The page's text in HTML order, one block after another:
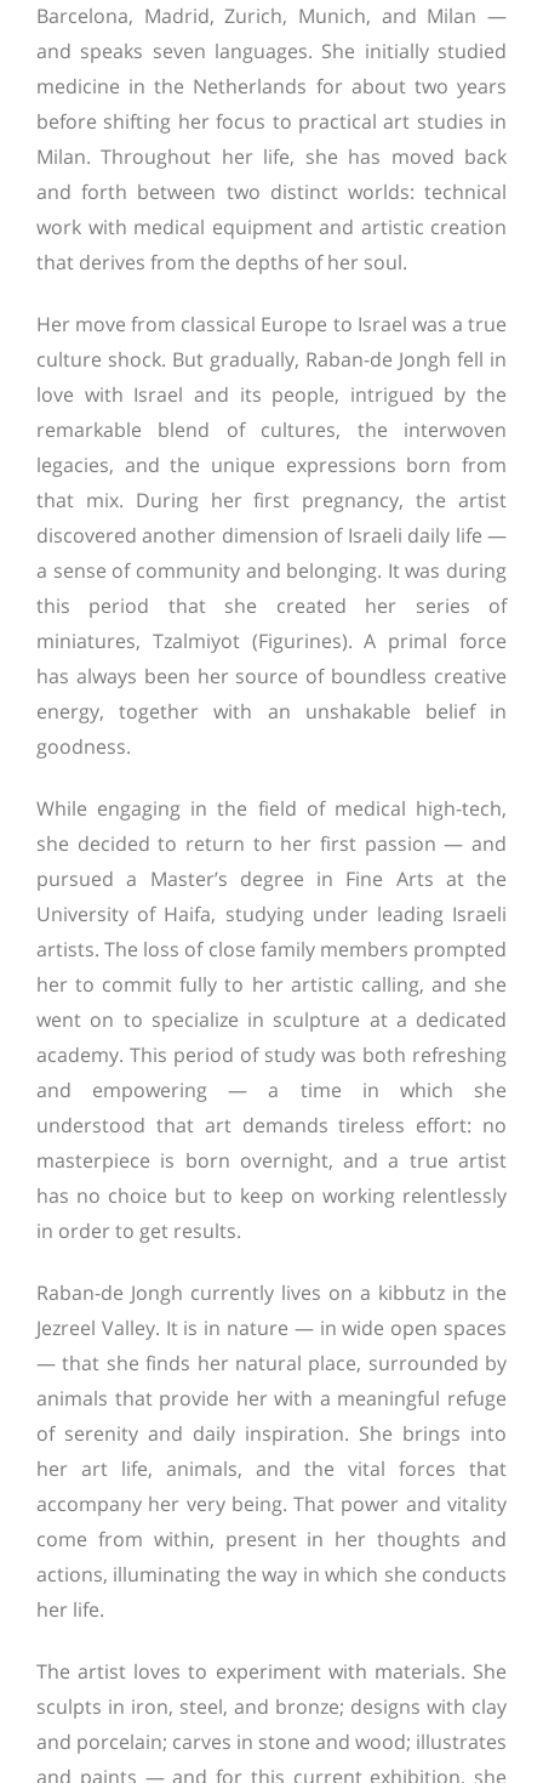
Barcelona, Madrid, Zurich, Munich, and Milan —
and speaks seven languages. She initially studied
medicine in the Netherlands for about two years
before shifting her focus to practical art studies in
Milan. Throughout her life, she has moved back
and forth between two distinct worlds: technical
work with medical equipment and artistic creation
that derives from the depths of her soul.
Her move from classical Europe to Israel was a true
culture shock. But gradually, Raban-de Jongh fell in
love with Israel and its people, intrigued by the
remarkable blend of cultures, the interwoven
legacies, and the unique expressions born from
that mix. During her first pregnancy, the artist
discovered another dimension of Israeli daily life —
a sense of community and belonging. It was during
this period that she created her series of
miniatures, Tzalmiyot (Figurines). A primal force
has always been her source of boundless creative
energy, together with an unshakable belief in
goodness.
While engaging in the field of medical high-tech,
she decided to return to her first passion — and
pursued a Master’s degree in Fine Arts at the
University of Haifa, studying under leading Israeli
artists. The loss of close family members prompted
her to commit fully to her artistic calling, and she
went on to specialize in sculpture at a dedicated
academy. This period of study was both refreshing
and empowering — a time in which she
understood that art demands tireless effort: no
masterpiece is born overnight, and a true artist
has no choice but to keep on working relentlessly
in order to get results.
Raban-de Jongh currently lives on a kibbutz in the
Jezreel Valley. It is in nature — in wide open spaces
— that she finds her natural place, surrounded by
animals that provide her with a meaningful refuge
of serenity and daily inspiration. She brings into
her art life, animals, and the vital forces that
accompany her very being. That power and vitality
come from within, present in her thoughts and
actions, illuminating the way in which she conducts
her life.
The artist loves to experiment with materials. She
sculpts in iron, steel, and bronze; designs with clay
and porcelain; carves in stone and wood; illustrates
and paints — and for this current exhibition, she